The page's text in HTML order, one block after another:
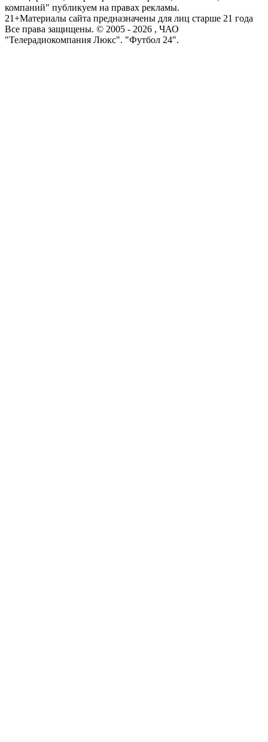
компаний" публикуем на правах рекламы.
21+Материалы сайта предназначены для лиц старше 21 года
Все права защищены. © 2005 - 2026 , ЧАО
"Телерадиокомпания Люкс". "Футбол 24".